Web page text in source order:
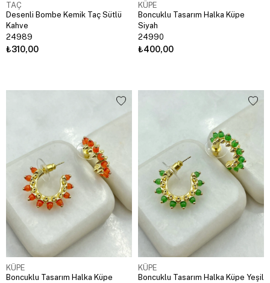
TAÇ
Desenli Bombe Kemik Taç Sütlü
Kahve
24989
₺310,00
KÜPE
Boncuklu Tasarım Halka Küpe
Siyah
24990
₺400,00
KÜPE
Boncuklu Tasarım Halka Küpe
KÜPE
Boncuklu Tasarım Halka Küpe Yeşil